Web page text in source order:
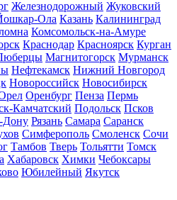
Железнодорожный Жуковский
Ола Казань Калининград
Комсомольск-на-Амуре
Краснодар Красноярск Курган
Магнитогорск Мурманск
Нефтекамск Нижний Новгород
Новороссийск Новосибирск
Оренбург Пенза Пермь
Камчатский Подольск Псков
Дону Рязань Самара Саранск
Симферополь Смоленск Сочи
Тамбов Тверь Тольятти Томск
Хабаровск Химки Чебоксары
Юбилейный Якутск